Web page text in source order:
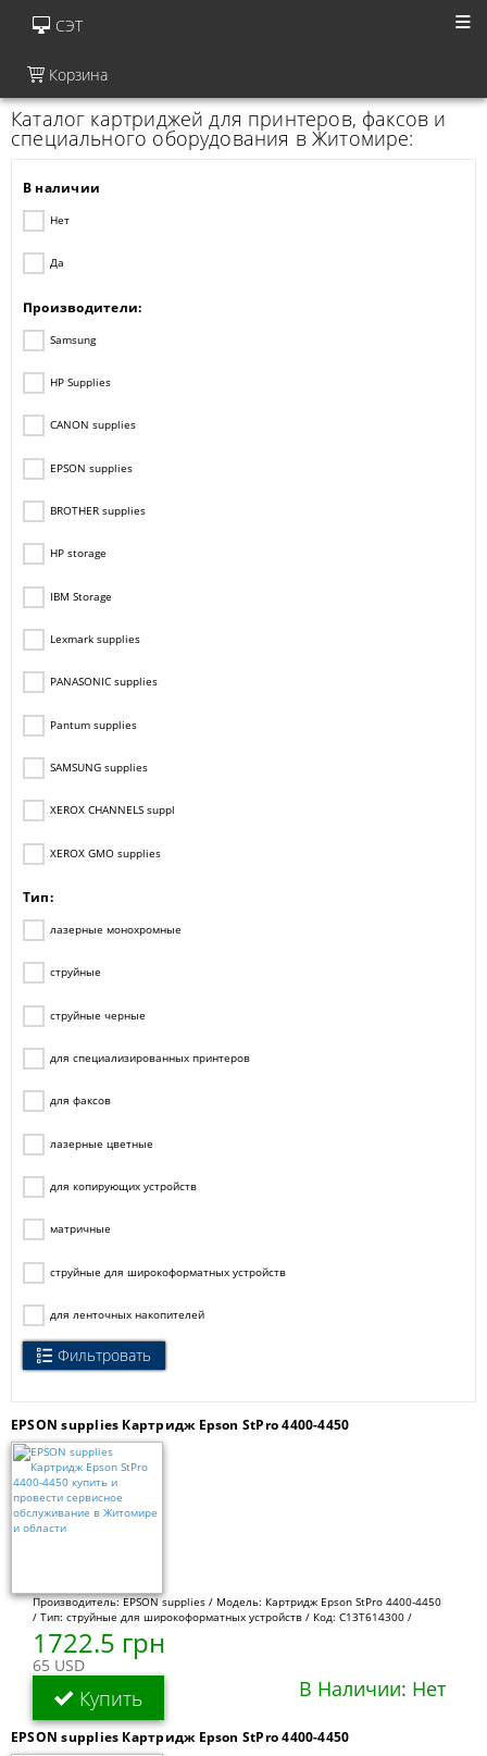
СЭТ
Корзина
Каталог картриджей для принтеров, факсов и
специального оборудования в Житомире:
В наличии
Нет
Да
Производители:
Samsung
HP Supplies
CANON supplies
EPSON supplies
BROTHER supplies
HP storage
IBM Storage
Lexmark supplies
PANASONIC supplies
Pantum supplies
SAMSUNG supplies
XEROX CHANNELS suppl
XEROX GMO supplies
Тип:
лазерные монохромные
струйные
струйные черные
для специализированных принтеров
для факсов
лазерные цветные
для копирующих устройств
матричные
струйные для широкоформатных устройств
для ленточных накопителей
Фильтровать
EPSON supplies Картридж Epson StPro 4400-4450
Производитель: EPSON supplies / Модель: Картридж Epson StPro 4400-4450
/ Тип: струйные для широкоформатных устройств / Код: C13T614300 /
1722.5 грн
65 USD
Купить В Наличии: Нет
EPSON supplies Картридж Epson StPro 4400-4450